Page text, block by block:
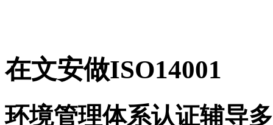
在文安做ISO14001
环境管理体系认证辅导